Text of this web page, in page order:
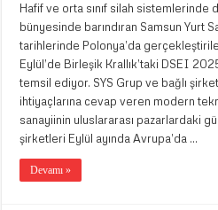
Hafif ve orta sınıf silah sistemlerinde
bünyesinde barındıran Samsun Yurt
tarihlerinde Polonya’da
Eylül’de Birleşik Krallık’taki DSEI
temsil ediyor. SYS Grup ve bağlı
ihtiyaçlarına cevap veren modern
sanayiinin uluslararası pazarlardaki
şirketleri Eylül ayında Avrupa’da …
Devamı »